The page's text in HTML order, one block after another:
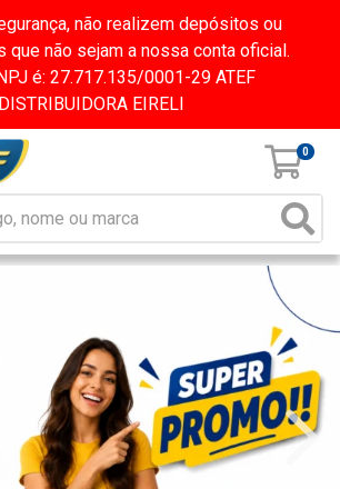
não realizem depósitos ou
que não sejam a nossa conta oficial.
é: 27.717.135/0001-29 ATEF
DISTRIBUIDORA EIRELI
0